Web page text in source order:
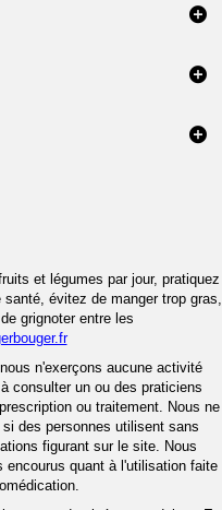
et légumes par jour, pratiquez
évitez de manger trop gras,
grignoter entre les
n'exerçons aucune activité
consulter un ou des praticiens
ou traitement. Nous ne
des personnes utilisent sans
figurant sur le site. Nous
quant à l'utilisation faite